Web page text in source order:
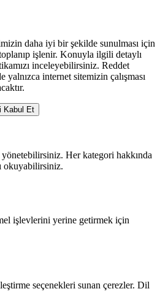
daha iyi bir şekilde sunulması için
işlenir. Konuyla ilgili detaylı
inceleyebilirsiniz. Reddet
yalnızca internet sitemizin çalışması
Kabul Et
Her kategori hakkında
okuyabilirsiniz.
işlevlerini yerine getirmek için
seçenekleri sunan çerezler. Dil